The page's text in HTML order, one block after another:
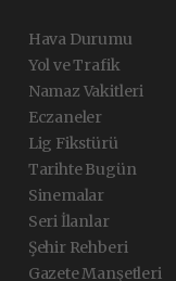
Hava Durumu
Yol ve Trafik
Namaz Vakitleri
Eczaneler
Lig Fikstürü
Tarihte Bugün
Sinemalar
Seri İlanlar
Şehir Rehberi
Gazete Manşetleri